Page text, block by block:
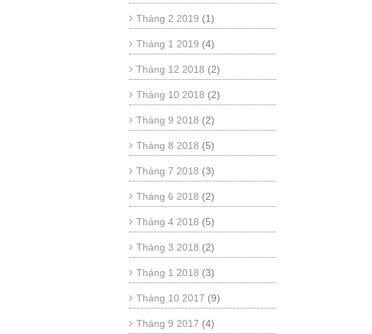
Tháng 2 2019 (1)
Tháng 1 2019 (4)
Tháng 12 2018 (2)
Tháng 10 2018 (2)
Tháng 9 2018 (2)
Tháng 8 2018 (5)
Tháng 7 2018 (3)
Tháng 6 2018 (2)
Tháng 4 2018 (5)
Tháng 3 2018 (2)
Tháng 1 2018 (3)
Tháng 10 2017 (9)
Tháng 9 2017 (4)